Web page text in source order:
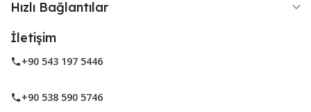
Hızlı Bağlantılar
İletişim
+90 543 197 5446
+90 538 590 5746